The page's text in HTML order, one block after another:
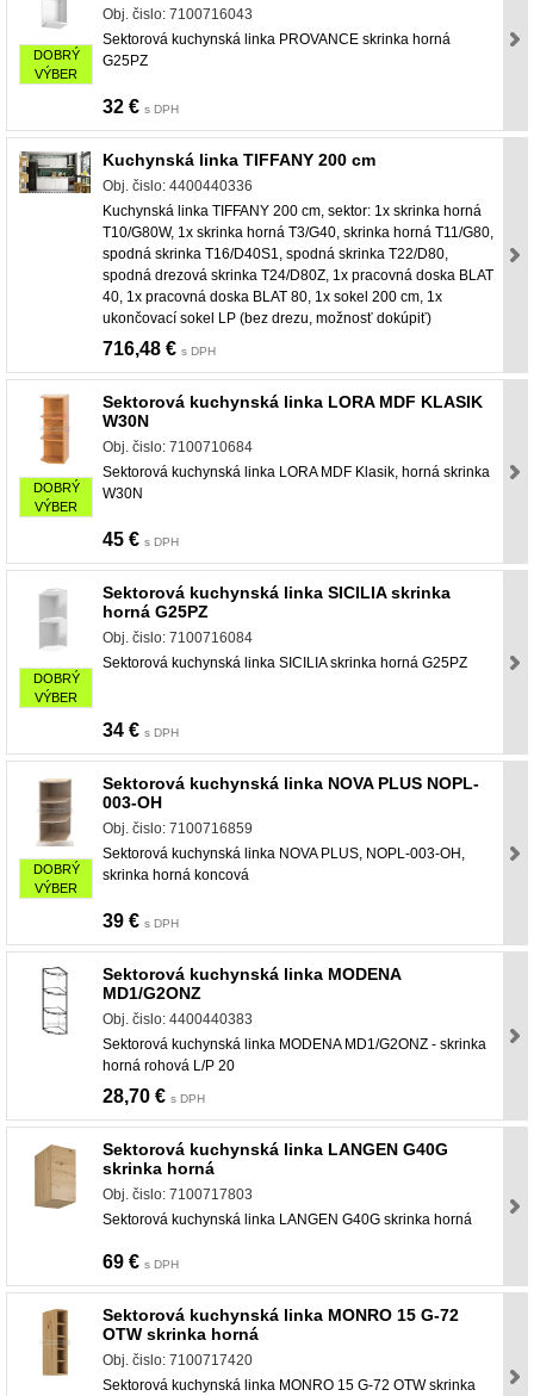
DOBRÝ
VÝBER
Obj. čislo: 7100716043
Sektorová kuchynská linka PROVANCE skrinka horná
G25PZ
32 € s DPH
Kuchynská linka TIFFANY 200 cm
Obj. čislo: 4400440336
Kuchynská linka TIFFANY 200 cm, sektor: 1x skrinka horná
T10/G80W, 1x skrinka horná T3/G40, skrinka horná T11/G80,
spodná skrinka T16/D40S1, spodná skrinka T22/D80,
spodná drezová skrinka T24/D80Z, 1x pracovná doska BLAT
40, 1x pracovná doska BLAT 80, 1x sokel 200 cm, 1x
ukončovací sokel LP (bez drezu, možnosť dokúpiť)
716,48 € s DPH
DOBRÝ
VÝBER
Sektorová kuchynská linka LORA MDF KLASIK
W30N
Obj. čislo: 7100710684
Sektorová kuchynská linka LORA MDF Klasik, horná skrinka
W30N
45 € s DPH
DOBRÝ
VÝBER
Sektorová kuchynská linka SICILIA skrinka
horná G25PZ
Obj. čislo: 7100716084
Sektorová kuchynská linka SICILIA skrinka horná G25PZ
34 € s DPH
DOBRÝ
VÝBER
Sektorová kuchynská linka NOVA PLUS NOPL-
003-OH
Obj. čislo: 7100716859
Sektorová kuchynská linka NOVA PLUS, NOPL-003-OH,
skrinka horná koncová
39 € s DPH
Sektorová kuchynská linka MODENA
MD1/G2ONZ
Obj. čislo: 4400440383
Sektorová kuchynská linka MODENA MD1/G2ONZ - skrinka
horná rohová L/P 20
28,70 € s DPH
Sektorová kuchynská linka LANGEN G40G
skrinka horná
Obj. čislo: 7100717803
Sektorová kuchynská linka LANGEN G40G skrinka horná
69 € s DPH
Sektorová kuchynská linka MONRO 15 G-72
OTW skrinka horná
Obj. čislo: 7100717420
Sektorová kuchynská linka MONRO 15 G-72 OTW skrinka